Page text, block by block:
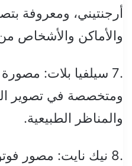
أرجنتيني، ومعروفة
والأماكن والأشخاص
.7 سيلفيا بلات:
ومتخصصة في تصوير
والمناظر الطبيعية.
.8 نيك نايت: مصور